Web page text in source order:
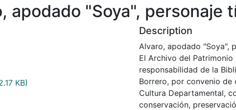
apodado "Soya", personaje
KB)
Description
Alvaro, apodado "Soya",
El Archivo del
responsabilidad de la
Borrero, por convenio
Cultura Departamental,
conservación,